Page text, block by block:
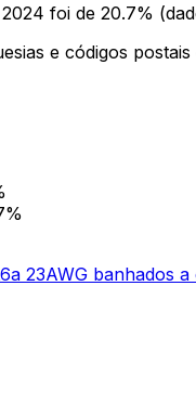
foi de 20.7%
e códigos
%
23AWG banhados